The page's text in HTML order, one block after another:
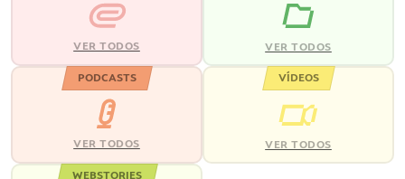
VER TODOS VER TODOS
PODCASTS
VER TODOS
VÍDEOS
VER TODOS
WEBSTORIES